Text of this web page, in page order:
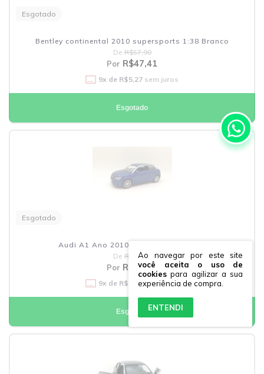
Ao navegar por este site
você aceita o uso de
cookies para agilizar a sua
experiência de compra.
ENTENDI
Esgotado
Bentley continental 2010 supersports 1:38 Branco
De R$57,90
Por R$47,41
9x de R$5,27 sem juros
Esgotado
Esgotado
Audi A1 Ano 2010 Kinsmart 1:32 Azul
De R$57,90
Por R$47,41
9x de R$5,27sem juros
Esgotado